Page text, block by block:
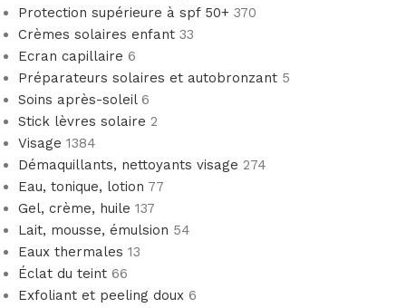
Protection supérieure à spf 50+ 370
Crèmes solaires enfant 33
Ecran capillaire 6
Préparateurs solaires et autobronzant 5
Soins après-soleil 6
Stick lèvres solaire 2
Visage 1384
Démaquillants, nettoyants visage 274
Eau, tonique, lotion 77
Gel, crème, huile 137
Lait, mousse, émulsion 54
Eaux thermales 13
Éclat du teint 66
Exfoliant et peeling doux 6